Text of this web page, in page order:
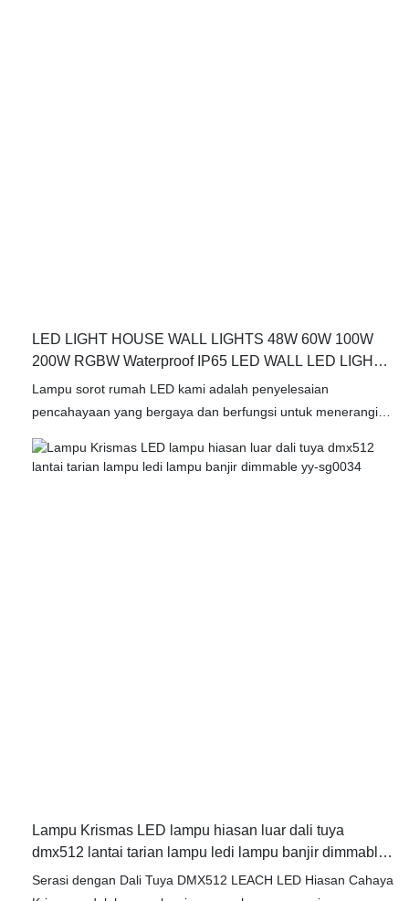
LED LIGHT HOUSE WALL LIGHTS 48W 60W 100W
200W RGBW Waterproof IP65 LED WALL LED LIGHT
LIGHT YY-TG7P
Lampu sorot rumah LED kami adalah penyelesaian
pencahayaan yang bergaya dan berfungsi untuk menerangi
hingga 200W, lampu banjir dinding ini menawarkan pelbagai
Lampu Krismas LED lampu hiasan luar dali tuya
dmx512 lantai tarian lampu ledi lampu banjir dimmable
yy-sg0034
Serasi dengan Dali Tuya DMX512 LEACH LED Hiasan Cahaya